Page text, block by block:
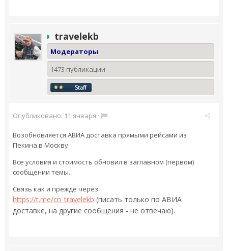
travelekb
Модераторы
1473 публикации
Опубликовано: 11 января ·
Возобновляется АВИА доставка прямыми рейсами из
Пекина в Москву.
Все условия и стоимость обновил в заглавном (первом)
сообщении темы.
Связь как и прежде через
https://t.me/cn_travelekb (писать только по АВИА
доставке, на другие сообщения - не отвечаю).